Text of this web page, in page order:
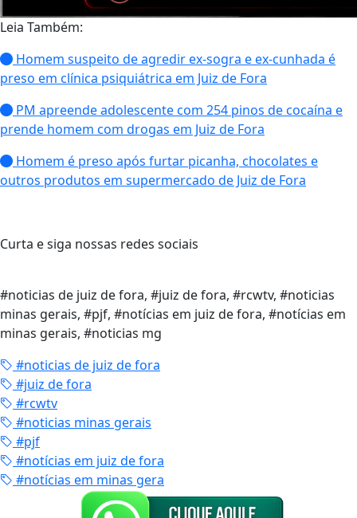
Leia Também:
Homem suspeito de agredir ex-sogra e ex-cunhada é
preso em clínica psiquiátrica em Juiz de Fora
PM apreende adolescente com 254 pinos de cocaína e
prende homem com drogas em Juiz de Fora
Homem é preso após furtar picanha, chocolates e
outros produtos em supermercado de Juiz de Fora
Curta e siga nossas redes sociais
#noticias de juiz de fora, #juiz de fora, #rcwtv, #noticias
minas gerais, #pjf, #notícias em juiz de fora, #notícias em
minas gerais, #noticias mg
#noticias de juiz de fora
#juiz de fora
#rcwtv
#noticias minas gerais
#pjf
#notícias em juiz de fora
#notícias em minas gera